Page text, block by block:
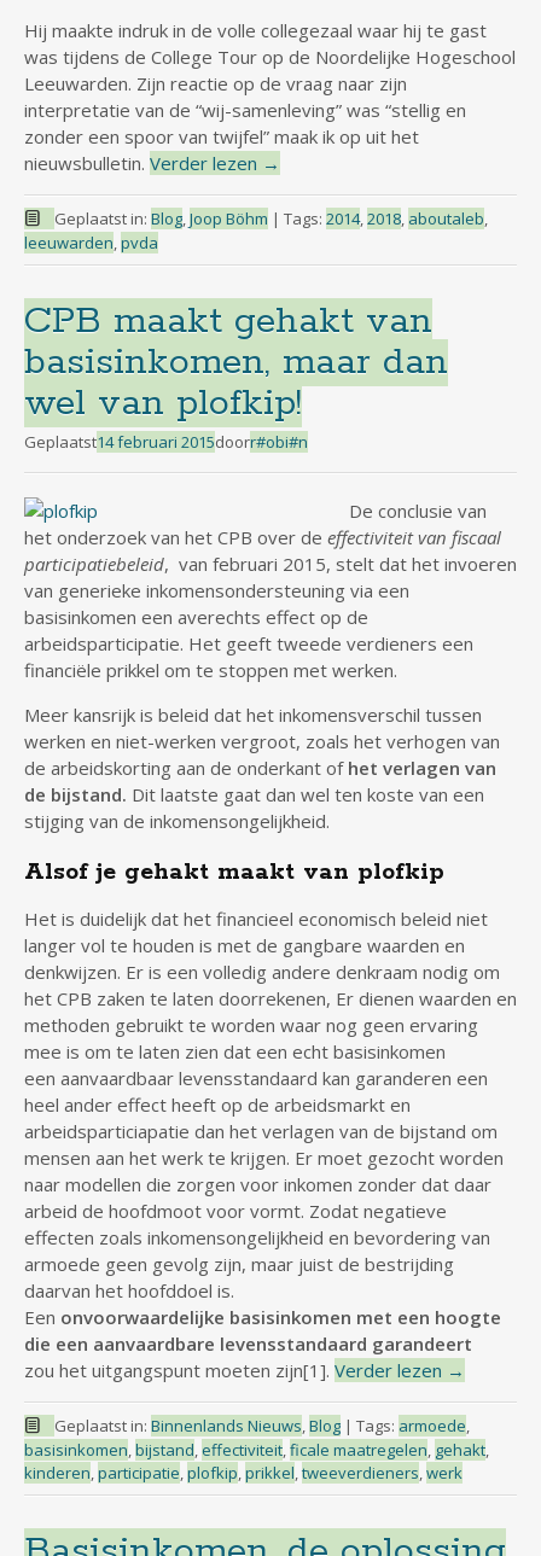
Hij maakte indruk in de volle collegezaal waar hij te gast
was tijdens de College Tour op de Noordelijke Hogeschool
Leeuwarden. Zijn reactie op de vraag naar zijn
interpretatie van de “wij-samenleving” was “stellig en
zonder een spoor van twijfel” maak ik op uit het
nieuwsbulletin. Verder lezen →
Geplaatst in: Blog,Joop Böhm | Tags: 2014,2018, aboutaleb,
leeuwarden,pvda
CPB maakt gehakt van
basisinkomen, maar dan
wel van plofkip!
Geplaatst14 februari 2015doorr#obi#n
De conclusie van
het onderzoek van het CPB over de effectiviteit van fiscaal
participatiebeleid, van februari 2015, stelt dat het invoeren
van generieke inkomensondersteuning via een
basisinkomen een averechts effect op de
arbeidsparticipatie. Het geeft tweede verdieners een
financiële prikkel om te stoppen met werken.
Meer kansrijk is beleid dat het inkomensverschil tussen
werken en niet-werken vergroot, zoals het verhogen van
de arbeidskorting aan de onderkant of het verlagen van
de bijstand. Dit laatste gaat dan wel ten koste van een
stijging van de inkomensongelijkheid.
Alsof je gehakt maakt van plofkip
Het is duidelijk dat het financieel economisch beleid niet
langer vol te houden is met de gangbare waarden en
denkwijzen. Er is een volledig andere denkraam nodig om
het CPB zaken te laten doorrekenen, Er dienen waarden en
methoden gebruikt te worden waar nog geen ervaring
mee is om te laten zien dat een echt basisinkomen
een aanvaardbaar levensstandaard kan garanderen een
heel ander effect heeft op de arbeidsmarkt en
arbeidsparticiapatie dan het verlagen van de bijstand om
mensen aan het werk te krijgen. Er moet gezocht worden
naar modellen die zorgen voor inkomen zonder dat daar
arbeid de hoofdmoot voor vormt. Zodat negatieve
effecten zoals inkomensongelijkheid en bevordering van
armoede geen gevolg zijn, maar juist de bestrijding
daarvan het hoofddoel is.
Een onvoorwaardelijke basisinkomen met een hoogte
die een aanvaardbare levensstandaard garandeert
zou het uitgangspunt moeten zijn[1]. Verder lezen →
Geplaatst in: Binnenlands Nieuws,Blog | Tags: armoede,
basisinkomen,bijstand, effectiviteit,ficale maatregelen, gehakt,
kinderen,participatie,plofkip,prikkel,tweeverdieners,werk